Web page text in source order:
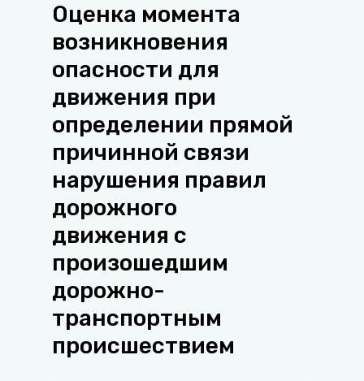
Оценка момента
возникновения
опасности для
движения при
определении прямой
причинной связи
нарушения правил
дорожного
движения с
произошедшим
дорожно-
транспортным
происшествием